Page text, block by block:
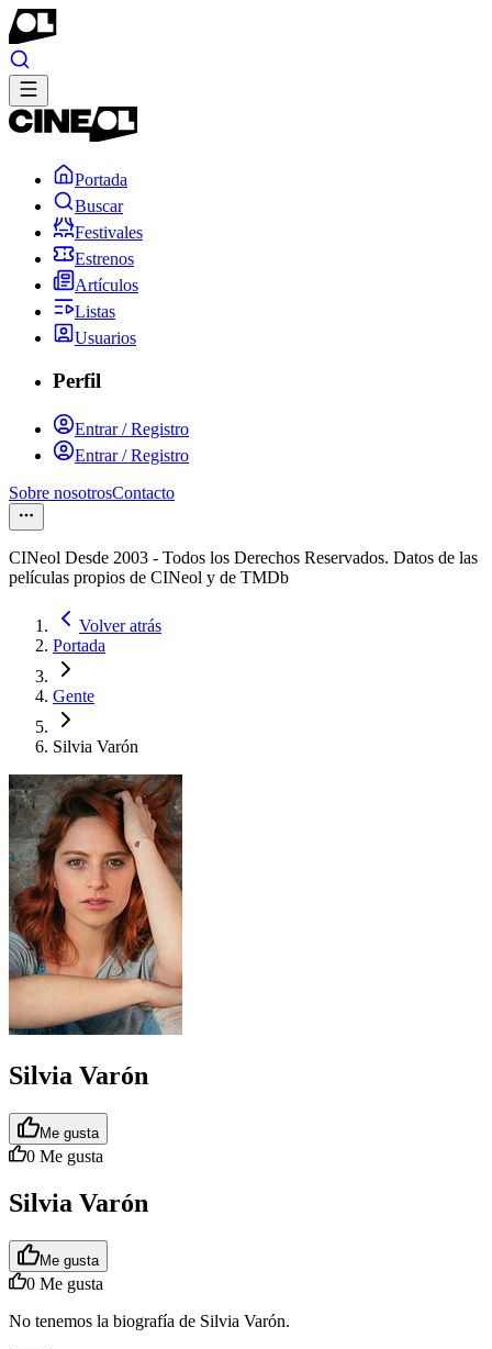
Portada
Buscar
Festivales
Estrenos
Artículos
Listas
Usuarios
Perfil
Entrar / Registro
Entrar / Registro
Sobre nosotrosContacto
CINeol Desde 2003 - Todos los Derechos Reservados. Datos de las
películas propios de CINeol y de TMDb
Volver atrás
Portada
Gente
Silvia Varón
Silvia Varón
Me gusta
0 Me gusta
Silvia Varón
Me gusta
0 Me gusta
No tenemos la biografía de Silvia Varón.